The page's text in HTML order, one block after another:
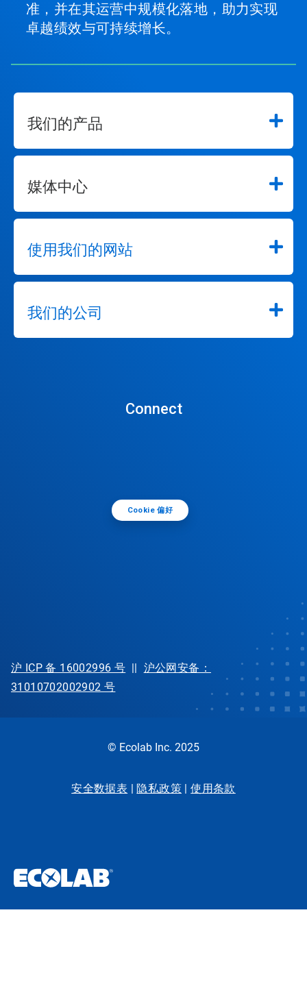
准，并在其运营中规模化落地，助力实现
卓越绩效与可持续增长。
我们的产品
媒体中心
使用我们的网站
我们的公司
Connect
Cookie 偏好
沪 ICP 备 16002996 号 || 沪公网安备：
31010702002902 号
© Ecolab Inc. 2025
安全数据表 | 隐私政策 |使用条款